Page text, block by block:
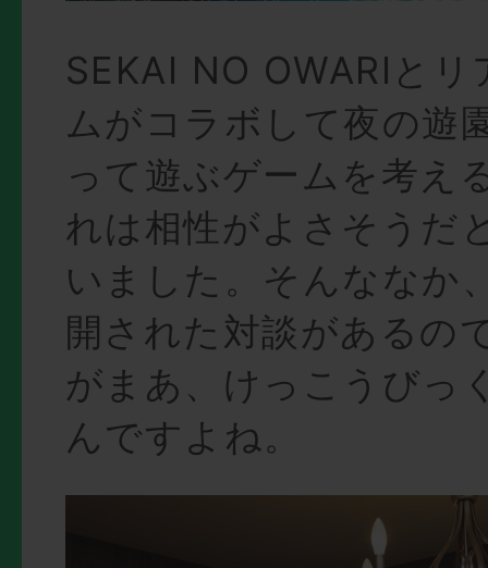
SEKAI NO OWARIとリ
ムがコラボして夜の遊
って遊ぶゲームを考え
れは相性がよさそうだ
いました。そんななか
開された対談があるの
がまあ、けっこうびっ
んですよね。